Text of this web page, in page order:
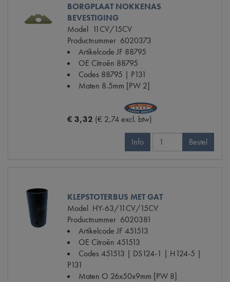
BORGPLAAT NOKKENAS
BEVESTIGING
Model 11CV/15CV
Productnummer 6020373
Artikelcode JF 88795
OE Citroën 88795
Codes 88795 | P131
Maten 8.5mm [PW 2]
€ 3,32 (€ 2,74 excl. btw)
Info Bestel
KLEPSTOTERBUS MET GAT
Model HY-63/11CV/15CV
Productnummer 6020381
Artikelcode JF451513
OE Citroën 451513
Codes 451513 | DS124-1 | H124-5 |
P131
Maten O 26x50x9mm [PW 8]